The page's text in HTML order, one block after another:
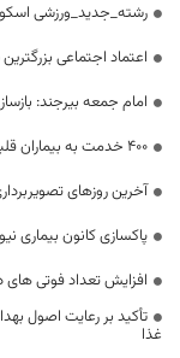
رشته_جدید_ورزشی
اعتماد اجتماعی
امام جمعه بیرجند:
۴۰۰ خدمت به بیماران قلبی عروقی خراسان جنوبی ارائه شد
آخرین روزهای
پاکسازی کانون بیماری
افزایش تعداد فوتی های در اثر بیماری
تأکید بر رعایت اصول
غذا